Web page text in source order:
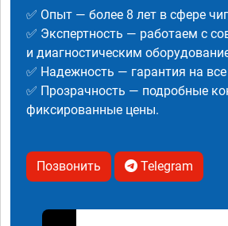
✅ Опыт — более 8 лет в сфере
✅ Экспертность — работаем с
и диагностическим
✅ Надежность — гарантия на
✅ Прозрачность — подробные
фиксированные цены.
Позвонить Telegram